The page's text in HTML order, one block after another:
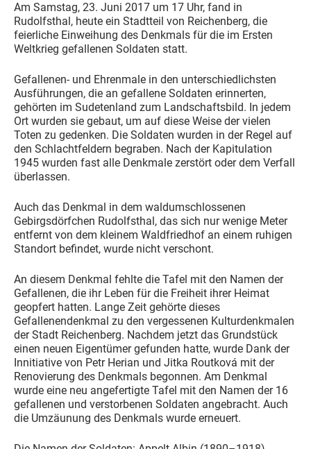
Am Samstag, 23. Juni 2017 um 17 Uhr, fand in
Rudolfsthal, heute ein Stadtteil von Reichenberg, die
feierliche Einweihung des Denkmals für die im Ersten
Weltkrieg gefallenen Soldaten statt.
Gefallenen- und Ehrenmale in den unterschiedlichsten
Ausführungen, die an gefallene Soldaten erinnerten,
gehörten im Sudetenland zum Landschaftsbild. In jedem
Ort wurden sie gebaut, um auf diese Weise der vielen
Toten zu gedenken. Die Soldaten wurden in der Regel auf
den Schlachtfeldern begraben. Nach der Kapitulation
1945 wurden fast alle Denkmale zerstört oder dem Verfall
überlassen.
Auch das Denkmal in dem waldumschlossenen
Gebirgsdörfchen Rudolfsthal, das sich nur wenige Meter
entfernt von dem kleinem Waldfriedhof an einem ruhigen
Standort befindet, wurde nicht verschont.
An diesem Denkmal fehlte die Tafel mit den Namen der
Gefallenen, die ihr Leben für die Freiheit ihrer Heimat
geopfert hatten. Lange Zeit gehörte dieses
Gefallenendenkmal zu den vergessenen Kulturdenkmalen
der Stadt Reichenberg. Nachdem jetzt das Grundstück
einen neuen Eigentümer gefunden hatte, wurde Dank der
Innitiative von Petr Herian und Jitka Routková mit der
Renovierung des Denkmals begonnen. Am Denkmal
wurde eine neu angefertigte Tafel mit den Namen der 16
gefallenen und verstorbenen Soldaten angebracht. Auch
die Umzäunung des Denkmals wurde erneuert.